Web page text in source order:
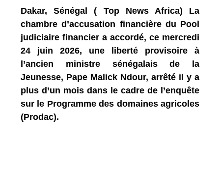
Dakar, Sénégal ( Top News Africa) La
chambre d’accusation financière du Pool
judiciaire financier a accordé, ce mercredi
24 juin 2026, une liberté provisoire à
l’ancien ministre sénégalais de la
Jeunesse, Pape Malick Ndour, arrêté il y a
plus d’un mois dans le cadre de l’enquête
sur le Programme des domaines agricoles
(Prodac).